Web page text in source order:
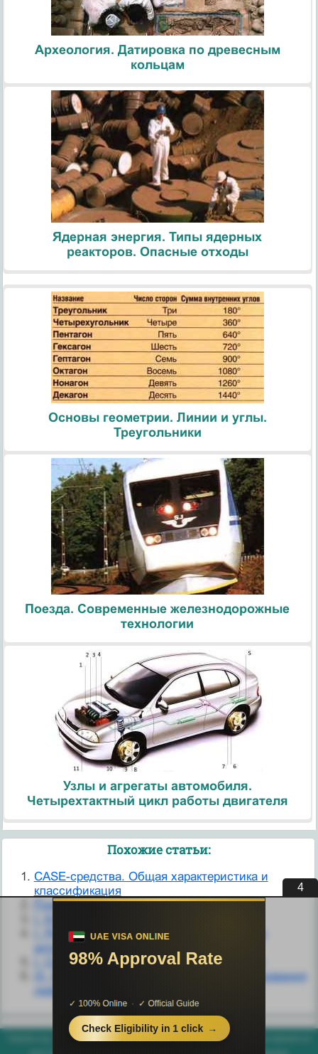
Археология. Датировка по древесным
кольцам
Ядерная энергия. Типы ядерных
реакторов. Опасные отходы
Основы геометрии. Линии и углы.
Треугольники
Поезда. Современные железнодорожные
технологии
Узлы и агрегаты автомобиля.
Четырехтактный цикл работы двигателя
Похожие статьи:
CASE-средства. Общая характеристика и
классификация
Fixed Assets -учет основных средств.
I. Решение логических задач средствами
алгебры логики
I. Средства связи предикативных частей
III. Классификация источников финансирования
дефицитов бюджетов
helpiks.org - Хелпикс.Орг - 2014-2026 год. Материал сайта представляется
3